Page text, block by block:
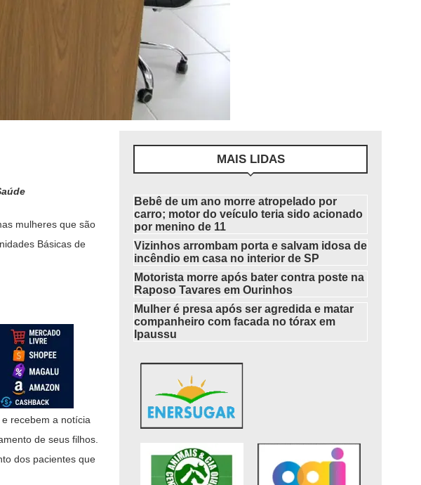
mulheres que são
Básicas de
recebem a notícia
de seus filhos.
dos pacientes que
MAIS LIDAS
Bebê de um ano morre atropelado por
carro; motor do veículo teria sido acionado
por menino de 11
Vizinhos arrombam porta e salvam idosa de
incêndio em casa no interior de SP
Motorista morre após bater contra poste na
Raposo Tavares em Ourinhos
Mulher é presa após ser agredida e matar
companheiro com facada no tórax em
Ipaussu